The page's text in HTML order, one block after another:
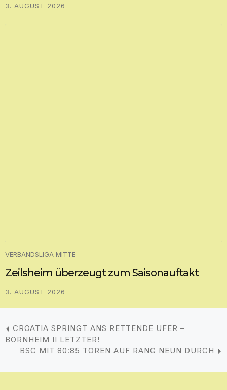
3. AUGUST 2026
VERBANDSLIGA MITTE
Zeilsheim überzeugt zum Saisonauftakt
3. AUGUST 2026
CROATIA SPRINGT ANS RETTENDE UFER –
BORNHEIM II LETZTER!
BSC MIT 80:85 TOREN AUF RANG NEUN DURCH